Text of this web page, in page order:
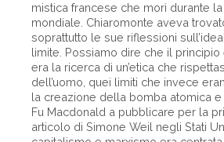
mistica francese che morì durante
mondiale. Chiaromonte aveva
soprattutto le sue riflessioni
limite. Possiamo dire che il
era la ricerca di un’etica che
dell’uomo, quei limiti che invece
la creazione della bomba atomica
Fu Macdonald a pubblicare per la
articolo di Simone Weil negli Stati